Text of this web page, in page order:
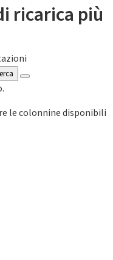
ricarica più
le colonnine disponibili